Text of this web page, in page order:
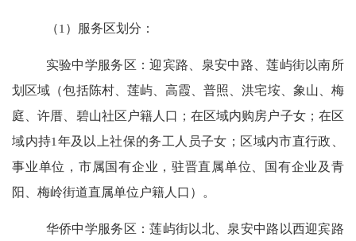
（1 ）服务区划分：
实验中学服务区：迎宾路、泉安中路、莲屿街以南所
划区域（包括陈村、莲屿、高霞、普照、洪宅垵、象山、梅
庭、许厝、碧山社区户籍人口；在区域内购房户子女；在区
域内持1 年及以上社保的务工人员子女；区域内市直行政、
事业单位，市属国有企业，驻晋直属单位、国有企业及青
阳、梅岭街道直属单位户籍人口）。
华侨中学服务区：莲屿街以北、泉安中路以西迎宾路